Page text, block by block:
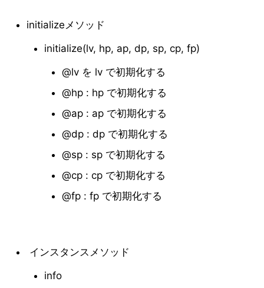
initializeメソッド
initialize(lv, hp, ap, dp, sp, cp, fp)
@lv を lv で初期化する
@hp : hp で初期化する
@ap : ap で初期化する
@dp : dp で初期化する
@sp : sp で初期化する
@cp : cp で初期化する
@fp : fp で初期化する
インスタンスメソッド
info